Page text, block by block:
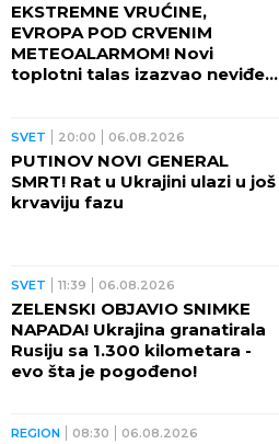
EKSTREMNE VRUĆINE,
EVROPA POD CRVENIM
METEOALARMOM! Novi
toplotni talas izazvao neviđeni
SVET 20:00 06.08.2026
PUTINOV NOVI GENERAL
SMRT! Rat u Ukrajini ulazi u još
krvaviju fazu
SVET 11:39 06.08.2026
ZELENSKI OBJAVIO SNIMKE
NAPADA! Ukrajina granatirala
Rusiju sa 1.300 kilometara -
evo šta je pogođeno!
REGION 08:30 06.08.2026